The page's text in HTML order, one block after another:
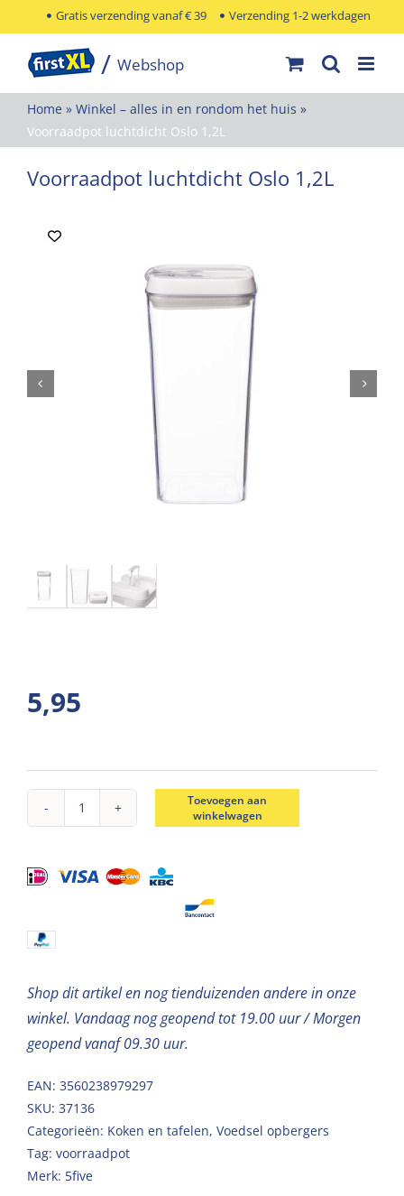
naar
inhoud
Gratis verzending vanaf € 39 Verzending 1-2 werkdagen
Home » Winkel – alles in en rondom het huis »
Voorraadpot luchtdicht Oslo 1,2L
Voorraadpot luchtdicht Oslo 1,2L
5,95
Voorraadpot
Oslo
Toevoegen aan
winkelwagen
Shop dit artikel en nog tienduizenden andere in onze
winkel. Vandaag nog geopend tot 19.00 uur / Morgen
geopend vanaf 09.30 uur.
EAN: 3560238979297
SKU: 37136
Categorieën: Koken en tafelen, Voedsel opbergers
Tag: voorraadpot
Merk: 5five